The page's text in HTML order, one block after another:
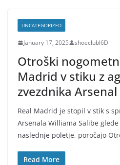
UNCATEGORIZED
January 17, 2025 shoeclubl6D
Otroški
Madrid v stiku z
zvezdnika Arsenal
Real Madrid je stopil v stik s
Arsenala Williama Salibe
naslednje poletje, poročajo
Read More